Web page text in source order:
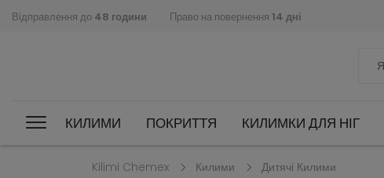
Відправлення до 48 години Право на повернення 14 дні
КИЛИМИ ПОКРИТТЯ КИЛИМКИ ДЛЯ НІГ
Kilimi Chemex Килими Дитячі Килими